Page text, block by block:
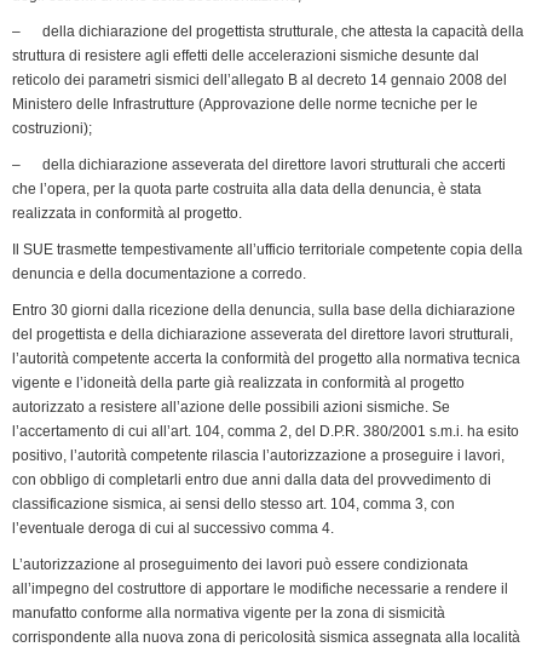
– della dichiarazione del progettista strutturale, che attesta la capacità della
struttura di resistere agli effetti delle accelerazioni sismiche desunte dal
reticolo dei parametri sismici dell’allegato B al decreto 14 gennaio 2008 del
Ministero delle Infrastrutture (Approvazione delle norme tecniche per le
costruzioni);
– della dichiarazione asseverata del direttore lavori strutturali che accerti
che l’opera, per la quota parte costruita alla data della denuncia, è stata
realizzata in conformità al progetto.
Il SUE trasmette tempestivamente all’ufficio territoriale competente copia della
denuncia e della documentazione a corredo.
Entro 30 giorni dalla ricezione della denuncia, sulla base della dichiarazione
del progettista e della dichiarazione asseverata del direttore lavori strutturali,
l’autorità competente accerta la conformità del progetto alla normativa tecnica
vigente e l’idoneità della parte già realizzata in conformità al progetto
autorizzato a resistere all’azione delle possibili azioni sismiche. Se
l’accertamento di cui all’art. 104, comma 2, del D.P.R. 380/2001 s.m.i. ha esito
positivo, l’autorità competente rilascia l’autorizzazione a proseguire i lavori,
con obbligo di completarli entro due anni dalla data del provvedimento di
classificazione sismica, ai sensi dello stesso art. 104, comma 3, con
l’eventuale deroga di cui al successivo comma 4.
L’autorizzazione al proseguimento dei lavori può essere condizionata
all’impegno del costruttore di apportare le modifiche necessarie a rendere il
manufatto conforme alla normativa vigente per la zona di sismicità
corrispondente alla nuova zona di pericolosità sismica assegnata alla località